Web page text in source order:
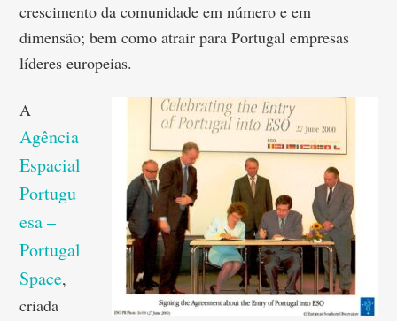
crescimento da comunidade em número e em
dimensão; bem como atrair para Portugal empresas
líderes europeias.
A
Agência
Espacial
Portugu
esa –
Portugal
Space,
criada